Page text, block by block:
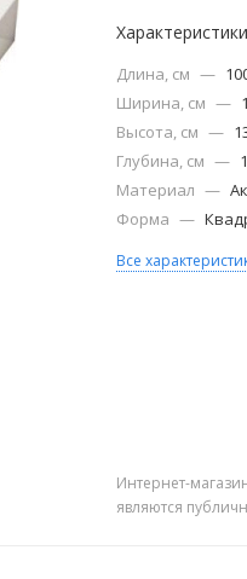
Характеристики
Длина, см —
Ширина, см —
Высота, см —
Глубина, см —
Материал —
Форма —
Все
Интернет-
являются